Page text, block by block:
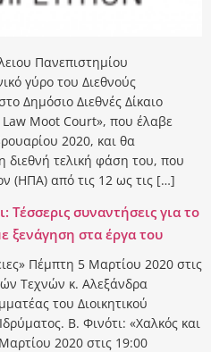
Πανεπιστημίου
γύρο του Διεθνούς
Δημόσιο Διεθνές Δίκαιο
Moot Court», που έλαβε
2020, και θα
τελική φάση του, που
(ΗΠΑ) από τις 12 ως τις […]
Τέσσερις συναντήσεις για το
ξενάγηση στα έργα του
Πέμπτη 5 Μαρτίου 2020 στις
Τεχνών κ. Αλεξάνδρα
του Διοικητικού
Β. Φινότι: «Χαλκός και
2020 στις 19:00